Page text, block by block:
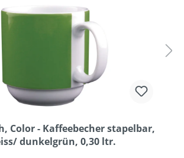
Color - Kaffeebecher stapelbar,
dunkelgrün, 0,30 ltr.